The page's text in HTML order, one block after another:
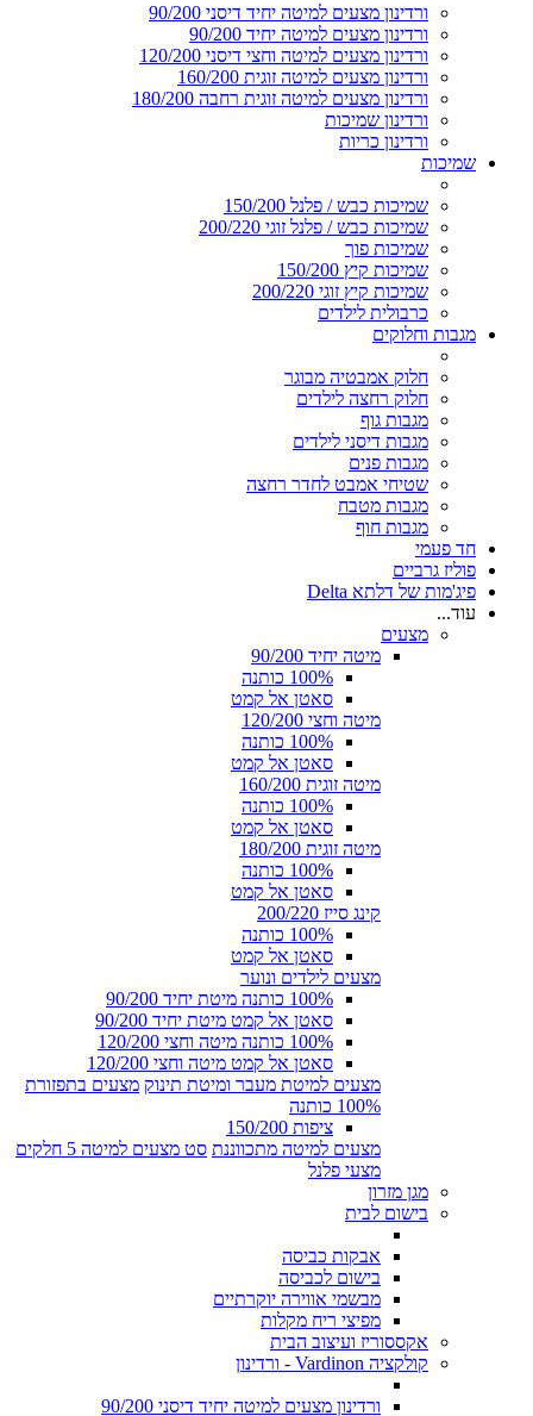
ורדינון מצעים למיטה יחיד דיסני 90/200
ורדינון מצעים למיטה יחיד 90/200
ורדינון מצעים למיטה וחצי דיסני 120/200
ורדינון מצעים למיטה זוגית 160/200
ורדינון מצעים למיטה זוגית רחבה 180/200
ורדינון שמיכות
ורדינון כריות
שמיכות
שמיכות כבש / פלנל 150/200
שמיכות כבש / פלנל זוגי 200/220
שמיכות פוך
שמיכות קיץ 150/200
שמיכות קיץ זוגי 200/220
כרבולית לילדים
מגבות וחלוקים
חלוק אמבטיה מבוגר
חלוק רחצה לילדים
מגבות גוף
מגבות דיסני לילדים
מגבות פנים
שטיחי אמבט לחדר רחצה
מגבות מטבח
מגבות חוף
חד פעמי
פוליז גרביים
פיג'מות של דלתא Delta
עוד...
מצעים
מיטה יחיד 90/200
100% כותנה
סאטן אל קמט
מיטה וחצי 120/200
100% כותנה
סאטן אל קמט
מיטה זוגית 160/200
100% כותנה
סאטן אל קמט
מיטה זוגית 180/200
100% כותנה
סאטן אל קמט
קינג סייז 200/220
100% כותנה
סאטן אל קמט
מצעים לילדים ונוער
100% כותנה מיטת יחיד 90/200
סאטן אל קמט מיטת יחיד 90/200
100% כותנה מיטה וחצי 120/200
סאטן אל קמט מיטה וחצי 120/200
מצעים למיטת מעבר ומיטת תינוק מצעים בתפזורת
100% כותנה
ציפות 150/200
מצעים למיטה מתכווננת סט מצעים למיטה 5 חלקים
מצעי פלנל
מגן מזרון
בישום לבית
אבקות כביסה
בישום לכביסה
מבשמי אווירה יוקרתיים
מפיצי ריח מקלות
אקססוריז ועיצוב הבית
קולקציה Vardinon - ורדינון
ורדינון מצעים למיטה יחיד דיסני 90/200